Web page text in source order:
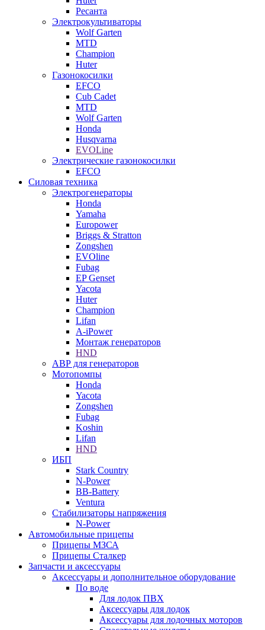
Ресанта
Электрокультиваторы
Wolf Garten
MTD
Champion
Huter
Газонокосилки
EFCO
Cub Cadet
MTD
Wolf Garten
Honda
Husqvarna
EVOLine
Электрические газонокосилки
EFCO
Силовая техника
Электрогенераторы
Honda
Yamaha
Europower
Briggs & Stratton
Zongshen
EVOline
Fubag
EP Genset
Yacota
Huter
Champion
Lifan
A-iPower
Монтаж генераторов
HND
АВР для генераторов
Мотопомпы
Honda
Yacota
Zongshen
Fubag
Koshin
Lifan
HND
ИБП
Stark Country
N-Power
BB-Battery
Ventura
Стабилизаторы напряжения
N-Power
Автомобильные прицепы
Прицепы МЗСА
Прицепы Сталкер
Запчасти и аксессуары
Аксессуары и дополнительное оборудование
По воде
Для лодок ПВХ
Аксессуары для лодок
Аксессуары для лодочных моторов